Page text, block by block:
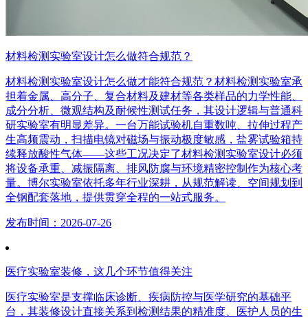
材料检测实验室设计怎么做符合规范？
材料检测实验室设计怎么做才能符合规范？材料检测实验室承
担着金属、高分子、复合材料及建材等各类样品的力学性能、
成分分析、微观结构及耐候性测试任务，其设计逻辑与普通科
研实验室有明显差异。一台万能试验机自重数吨、拉伸过程产
生高频震动，扫描电镜对磁场与振动极度敏感，盐雾试验箱持
续释放酸性气体——这些工况决定了材料检测实验室设计必须
将设备承重、减振隔离、排风防腐与环境精密控制作为核心考
量。博尔实验室依托多年行业深耕，从规范解读、空间规划到
全钢配套落地，提供贯穿全程的一站式服务。
发布时间：2026-07-26
医疗实验室装修，这几个环节值得关注
医疗实验室是支撑临床诊断、疾病防控与医学研究的基础平
台，其装修设计直接关系到检测结果的精准度、医护人员的生